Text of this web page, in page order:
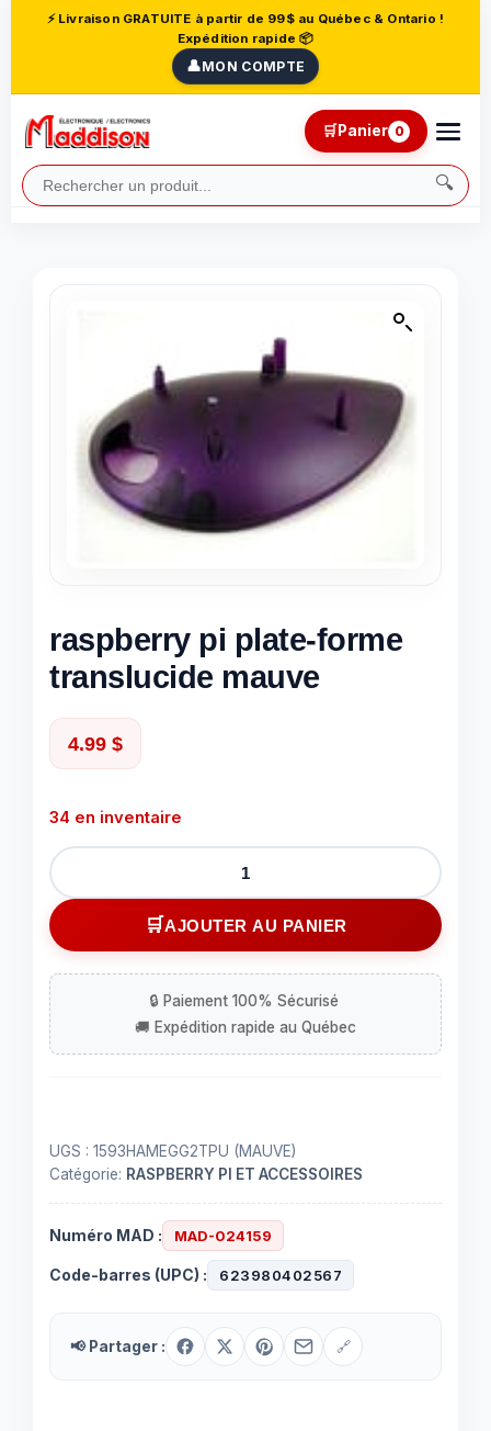
⚡ Livraison GRATUITE à partir de 99$ au Québec & Ontario !
Expédition rapide 📦
👤MON COMPTE
🔍
🛒Panier 0
raspberry pi plate-forme
translucide mauve
4.99 $
34 en inventaire
quantité
de
raspberry
pi
plate-
forme
translucide
mauve
AJOUTER AU PANIER
UGS : 1593HAMEGG2TPU (MAUVE)
Catégorie: RASPBERRY PI ET ACCESSOIRES
Numéro MAD : MAD-024159
Code-barres (UPC) : 623980402567
📢 Partager : 🔗